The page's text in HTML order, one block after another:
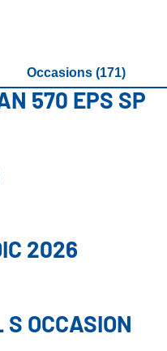
Occasions (171)
570 EPS SP
2026
OCCASION